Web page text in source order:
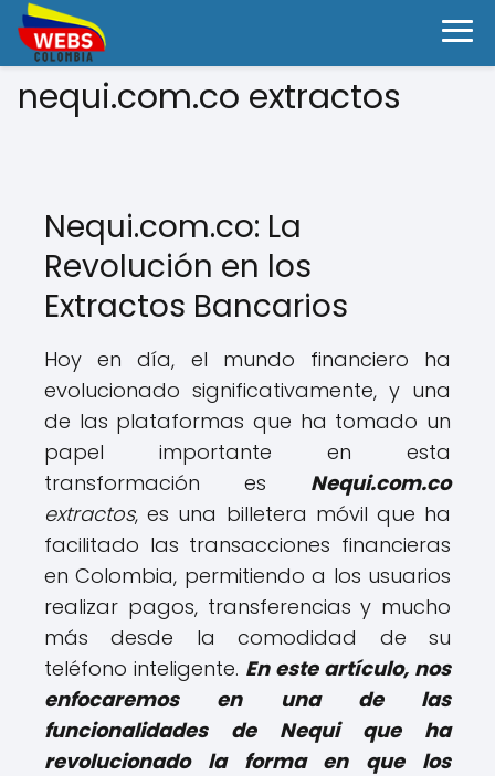
nequi.com.co extractos
Nequi.com.co: La
Revolución en los
Extractos Bancarios
Hoy en día, el mundo financiero ha
evolucionado significativamente, y una
de las plataformas que ha tomado un
papel importante en esta
transformación es Nequi.com.co
extractos, es una billetera móvil que ha
facilitado las transacciones financieras
en Colombia, permitiendo a los usuarios
realizar pagos, transferencias y mucho
más desde la comodidad de su
teléfono inteligente. En este artículo, nos
enfocaremos en una de las
funcionalidades de Nequi que ha
revolucionado la forma en que los